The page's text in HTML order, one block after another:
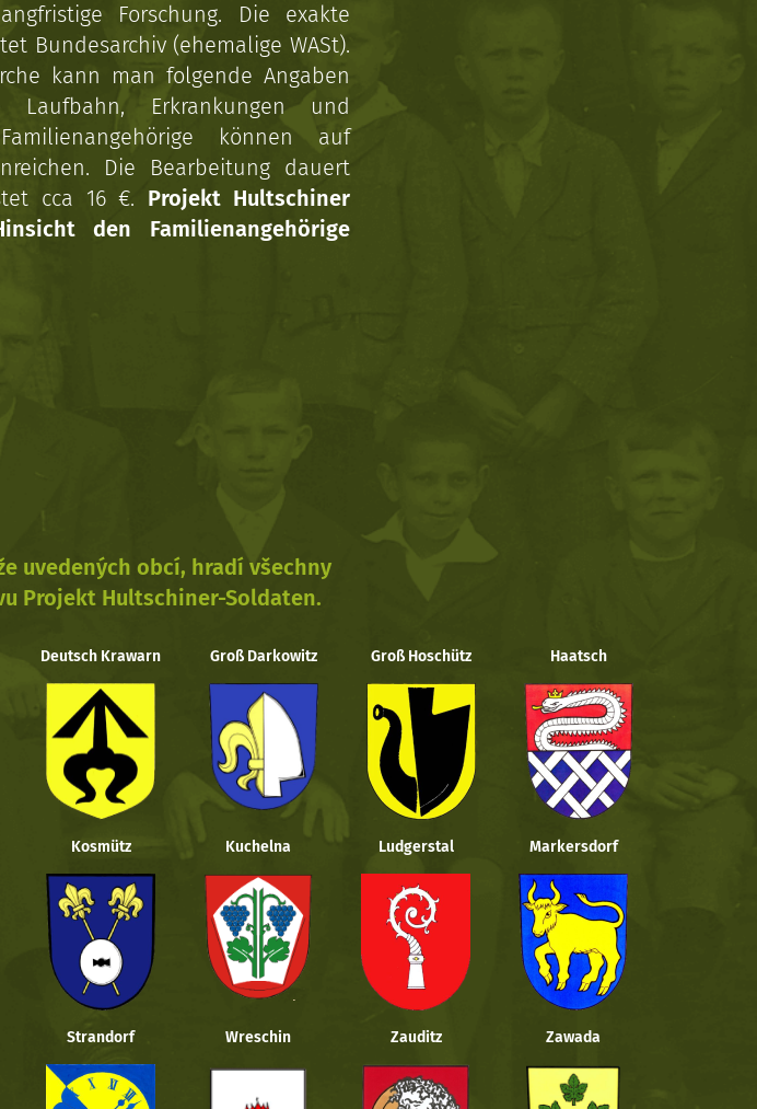
Forschung. Die exakte
Bundesarchiv (ehemalige WASt).
kann man folgende Angaben
Laufbahn, Erkrankungen und
können auf
Die Bearbeitung dauert
cca 16 €. Projekt Hultschiner
den Familienangehörige
uvedených obcí, hradí všechny
Projekt Hultschiner-Soldaten.
Deutsch Krawarn Groß Darkowitz Groß Hoschütz Haatsch
Kosmütz Kuchelna Ludgerstal Markersdorf
Strandorf Wreschin Zauditz Zawada